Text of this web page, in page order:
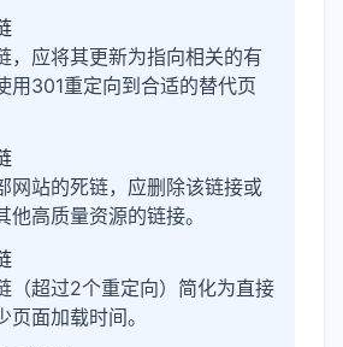
，应将其更新为指向相关的有
用301重定向到合适的替代页
网站的死链，应删除该链接或
他高质量资源的链接。
（超过2个重定向）简化为直接
页面加载时间。